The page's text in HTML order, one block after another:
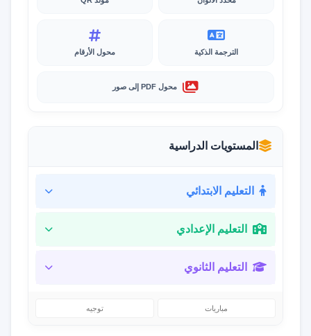
الترجمة الذكية محول الأرقام
محول PDF إلى صور
المستويات الدراسية
التعليم الابتدائي
التعليم الإعدادي
التعليم الثانوي
مباريات توجيه